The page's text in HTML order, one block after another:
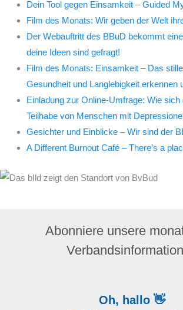
Dein Tool gegen Einsamkeit – Guided
Film des Monats: Wir geben der Welt
Der Webauftritt des BBuD bekommt
deine Ideen sind gefragt!
Film des Monats: Einsamkeit – Das
Gesundheit und Langlebigkeit erkennen
Einladung zur Online-Umfrage: Wie sich
Teilhabe von Menschen mit
Gesichter und Einblicke – Wir sind der
A Different Burnout Café – There’s a
Abonniere unsere
Oh, hallo 👋